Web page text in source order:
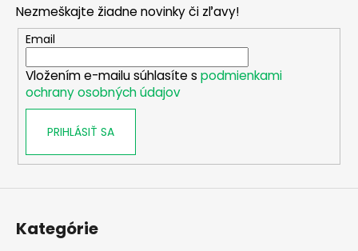
Nezmeškajte žiadne novinky či zľavy!
Email
Vložením e-mailu súhlasíte s podmienkami
ochrany osobných údajov
PRIHLÁSIŤ SA
Kategórie